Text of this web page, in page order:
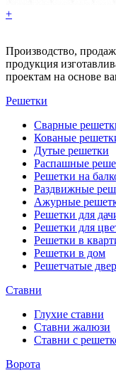
+
Производство,
продукция
проектам на основе
Решетки
Сварные
Кованые
Дутые решетки
Распашные
Решетки на
Раздвижные
Ажурные
Решетки для
Решетки для
Решетки в
Решетки в дом
Решетчатые
Ставни
Глухие ставни
Ставни жалюзи
Ставни с
Ворота